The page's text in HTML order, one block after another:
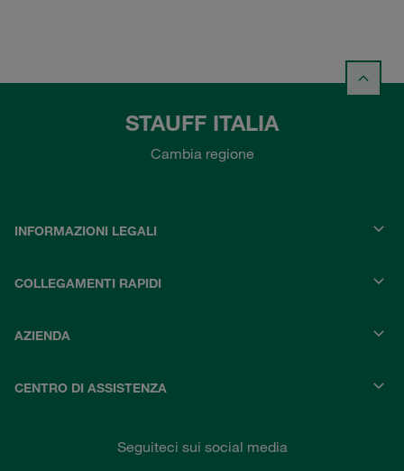
STAUFF ITALIA
Cambia regione
INFORMAZIONI LEGALI
COLLEGAMENTI RAPIDI
AZIENDA
CENTRO DI ASSISTENZA
Seguiteci sui social media